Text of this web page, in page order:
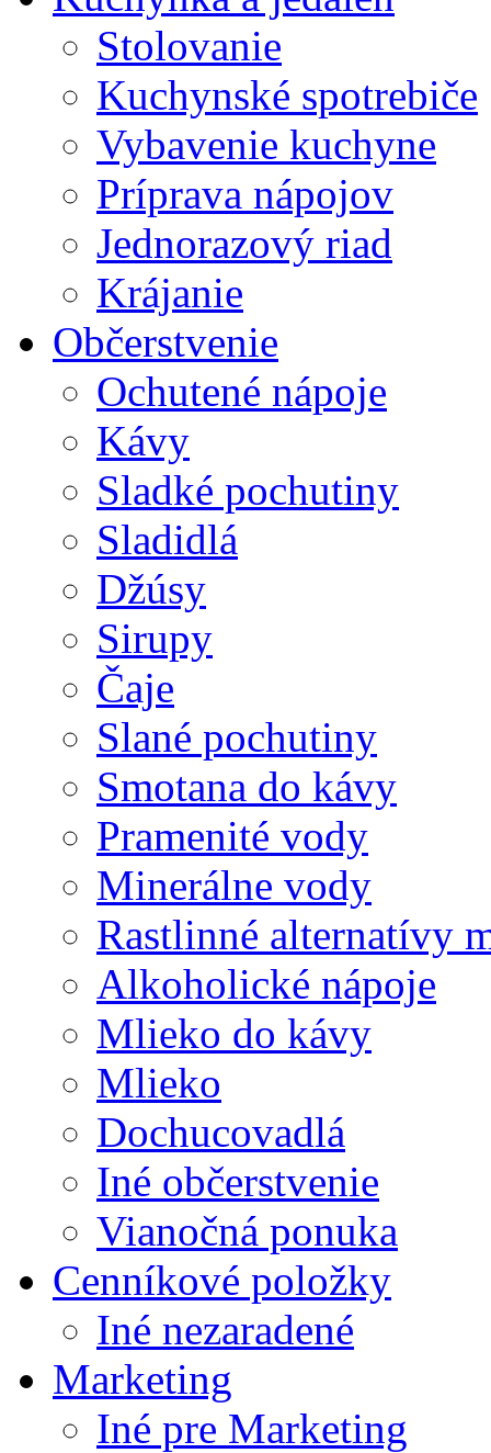
Stolovanie
Kuchynské spotrebiče
Vybavenie kuchyne
Príprava nápojov
Jednorazový riad
Krájanie
Občerstvenie
Ochutené nápoje
Kávy
Sladké pochutiny
Sladidlá
Džúsy
Sirupy
Čaje
Slané pochutiny
Smotana do kávy
Pramenité vody
Minerálne vody
Rastlinné alternatívy
Alkoholické nápoje
Mlieko do kávy
Mlieko
Dochucovadlá
Iné občerstvenie
Vianočná ponuka
Cenníkové položky
Iné nezaradené
Marketing
Iné pre Marketing